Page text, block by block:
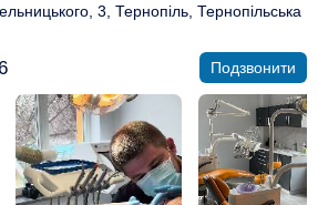
3, Тернопіль, Тернопільська
Подзвонити